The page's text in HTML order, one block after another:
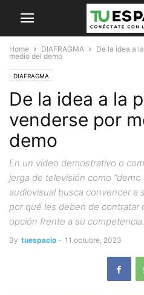
Home DIAFRAGMA
De la idea a
medio del demo
DIAFRAGMA
De la idea a la
venderse por
demo
En un video demostrativo o
jerga de televisión como
audiovisual busca convencer a
por qué les deben de contratar
opción frente a su competencia.
By tuespacio - 11 octubre, 2023